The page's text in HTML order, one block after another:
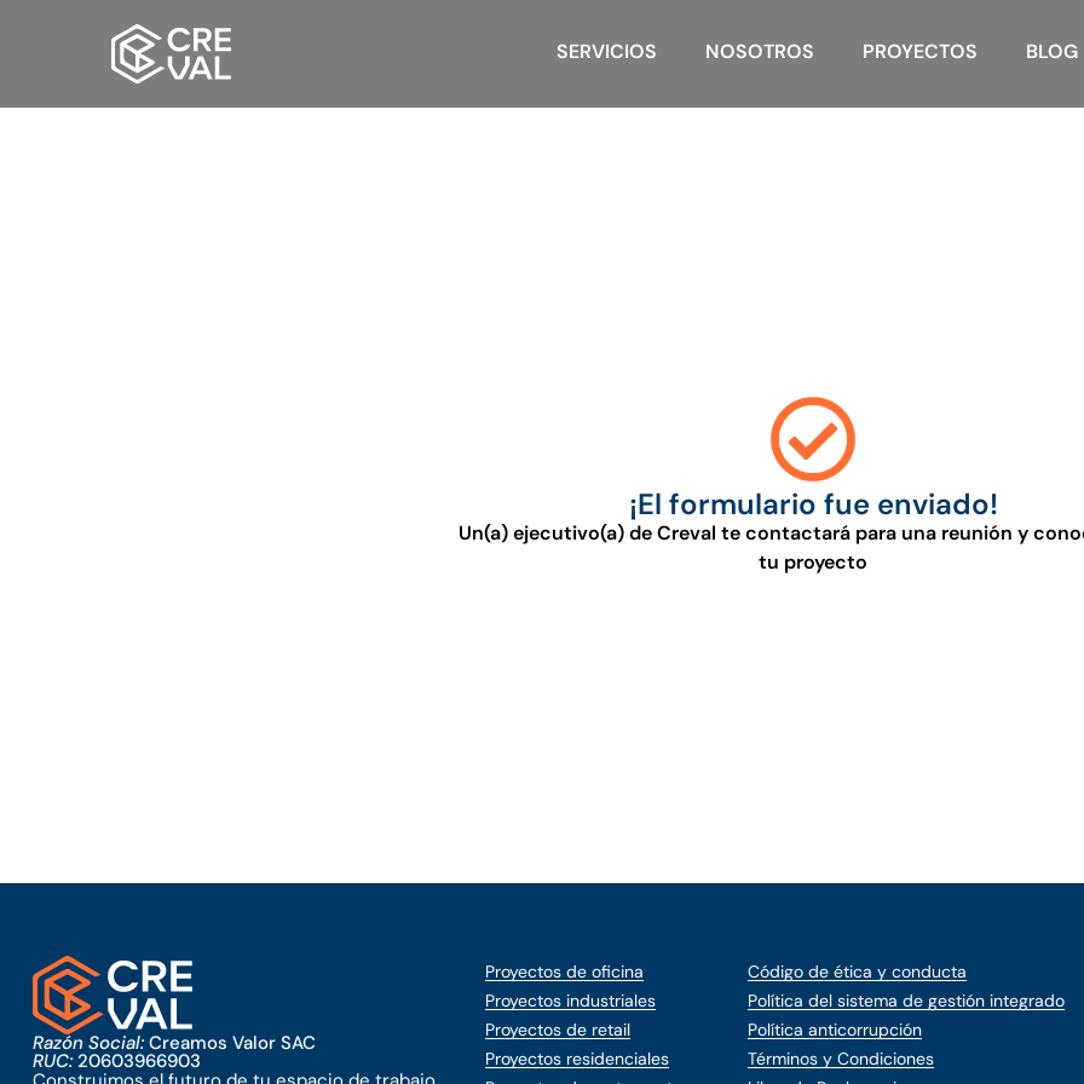
SERVICIOS NOSOTROS PROYECTOS BLOG
¡El formulario fue enviado!
Un(a) ejecutivo(a) de Creval te contactará para una reunión y
tu proyecto
Razón Social: Creamos Valor SAC
RUC: 20603966903
Proyectos de oficina
Proyectos industriales
Proyectos de retail
Proyectos residenciales
Código de ética y conducta
Política del sistema de gestión integrado
Política anticorrupción
Términos y Condiciones